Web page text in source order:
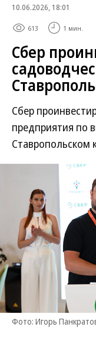
10.06.2026, 18:01
613 1 мин.
Сбер
Сбер
предприятия по
Ставропольском
Фото: Игорь